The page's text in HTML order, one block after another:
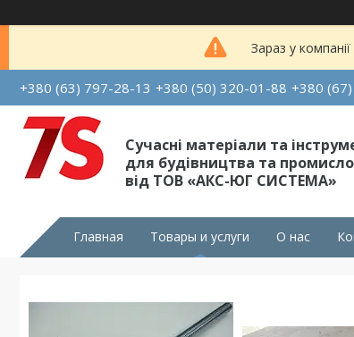
Зараз у
+380 (63) 797-28-13 +380 (50) 320-01-88 +380
Сучасні матеріали та
для будівництва та
від ТОВ «АКС-ЮГ СИСТЕМА»
Главная Товары и услуги О нас